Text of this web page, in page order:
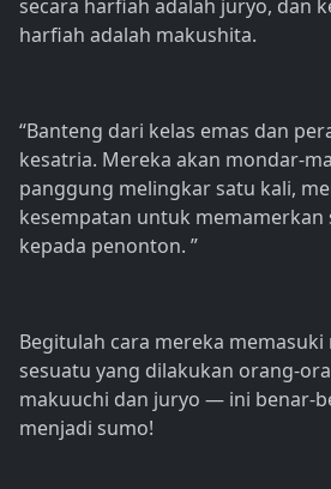
secara harfiah adalah juryo, dan
harfiah adalah makushita.
“Banteng dari kelas emas dan
kesatria. Mereka akan mondar-
panggung melingkar satu kali,
kesempatan untuk memamerkan
kepada penonton. ”
Begitulah cara mereka
sesuatu yang dilakukan orang-
makuuchi dan juryo — ini benar-
menjadi sumo!